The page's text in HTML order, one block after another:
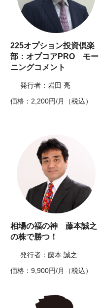
225オプション投資倶楽
部：オプコアPRO モー
ニングコメント
発行者：岩田 亮
価格：2,200円/月（税込）
相場の福の神 藤本誠之
の株で勝つ！
発行者：藤本 誠之
価格：9,900円/月（税込）